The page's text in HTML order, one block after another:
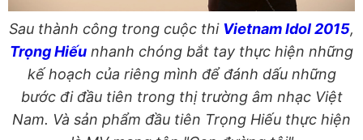
Sau thành công trong cuộc thi Vietnam Idol 2015,
Trọng Hiếu nhanh chóng bắt tay thực hiện những
kế hoạch của riêng mình để đánh dấu những
bước đi đầu tiên trong thị trường âm nhạc Việt
Nam. Và sản phẩm đầu tiên Trọng Hiếu thực hiện